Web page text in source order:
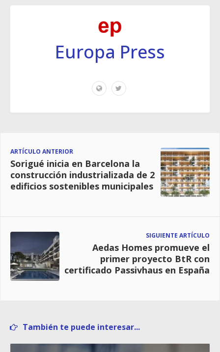
Europa Press
ARTÍCULO ANTERIOR
Sorigué inicia en Barcelona la
construcción industrializada de 2
edificios sostenibles municipales
SIGUIENTE ARTÍCULO
Aedas Homes promueve el
primer proyecto BtR con
certificado Passivhaus en España
También te puede interesar...